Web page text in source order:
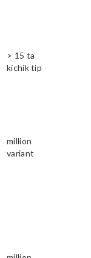
> 15 ta
kichik tip
million
variant